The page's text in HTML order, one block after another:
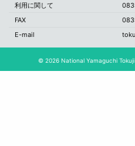
利用に関して
FAX
E-mail
© 2026 National Yamaguchi